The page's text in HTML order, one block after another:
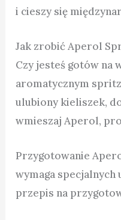
i cieszy się
Jak zrobić Aperol
Czy jesteś gotów na
aromatycznym
ulubiony kieliszek,
wmieszaj Aperol,
Przygotowanie
wymaga
przepis na